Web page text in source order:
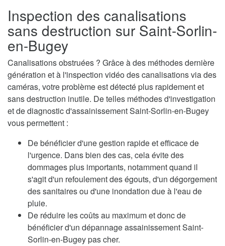
Inspection des canalisations
sans destruction sur Saint-Sorlin-
en-Bugey
Canalisations obstruées ? Grâce à des méthodes dernière
génération et à l'inspection vidéo des canalisations via des
caméras, votre problème est détecté plus rapidement et
sans destruction inutile. De telles méthodes d'investigation
et de diagnostic d'assainissement Saint-Sorlin-en-Bugey
vous permettent :
De bénéficier d'une gestion rapide et efficace de
l'urgence. Dans bien des cas, cela évite des
dommages plus importants, notamment quand il
s'agit d'un refoulement des égouts, d'un dégorgement
des sanitaires ou d'une inondation due à l'eau de
pluie.
De réduire les coûts au maximum et donc de
bénéficier d'un dépannage assainissement Saint-
Sorlin-en-Bugey pas cher.